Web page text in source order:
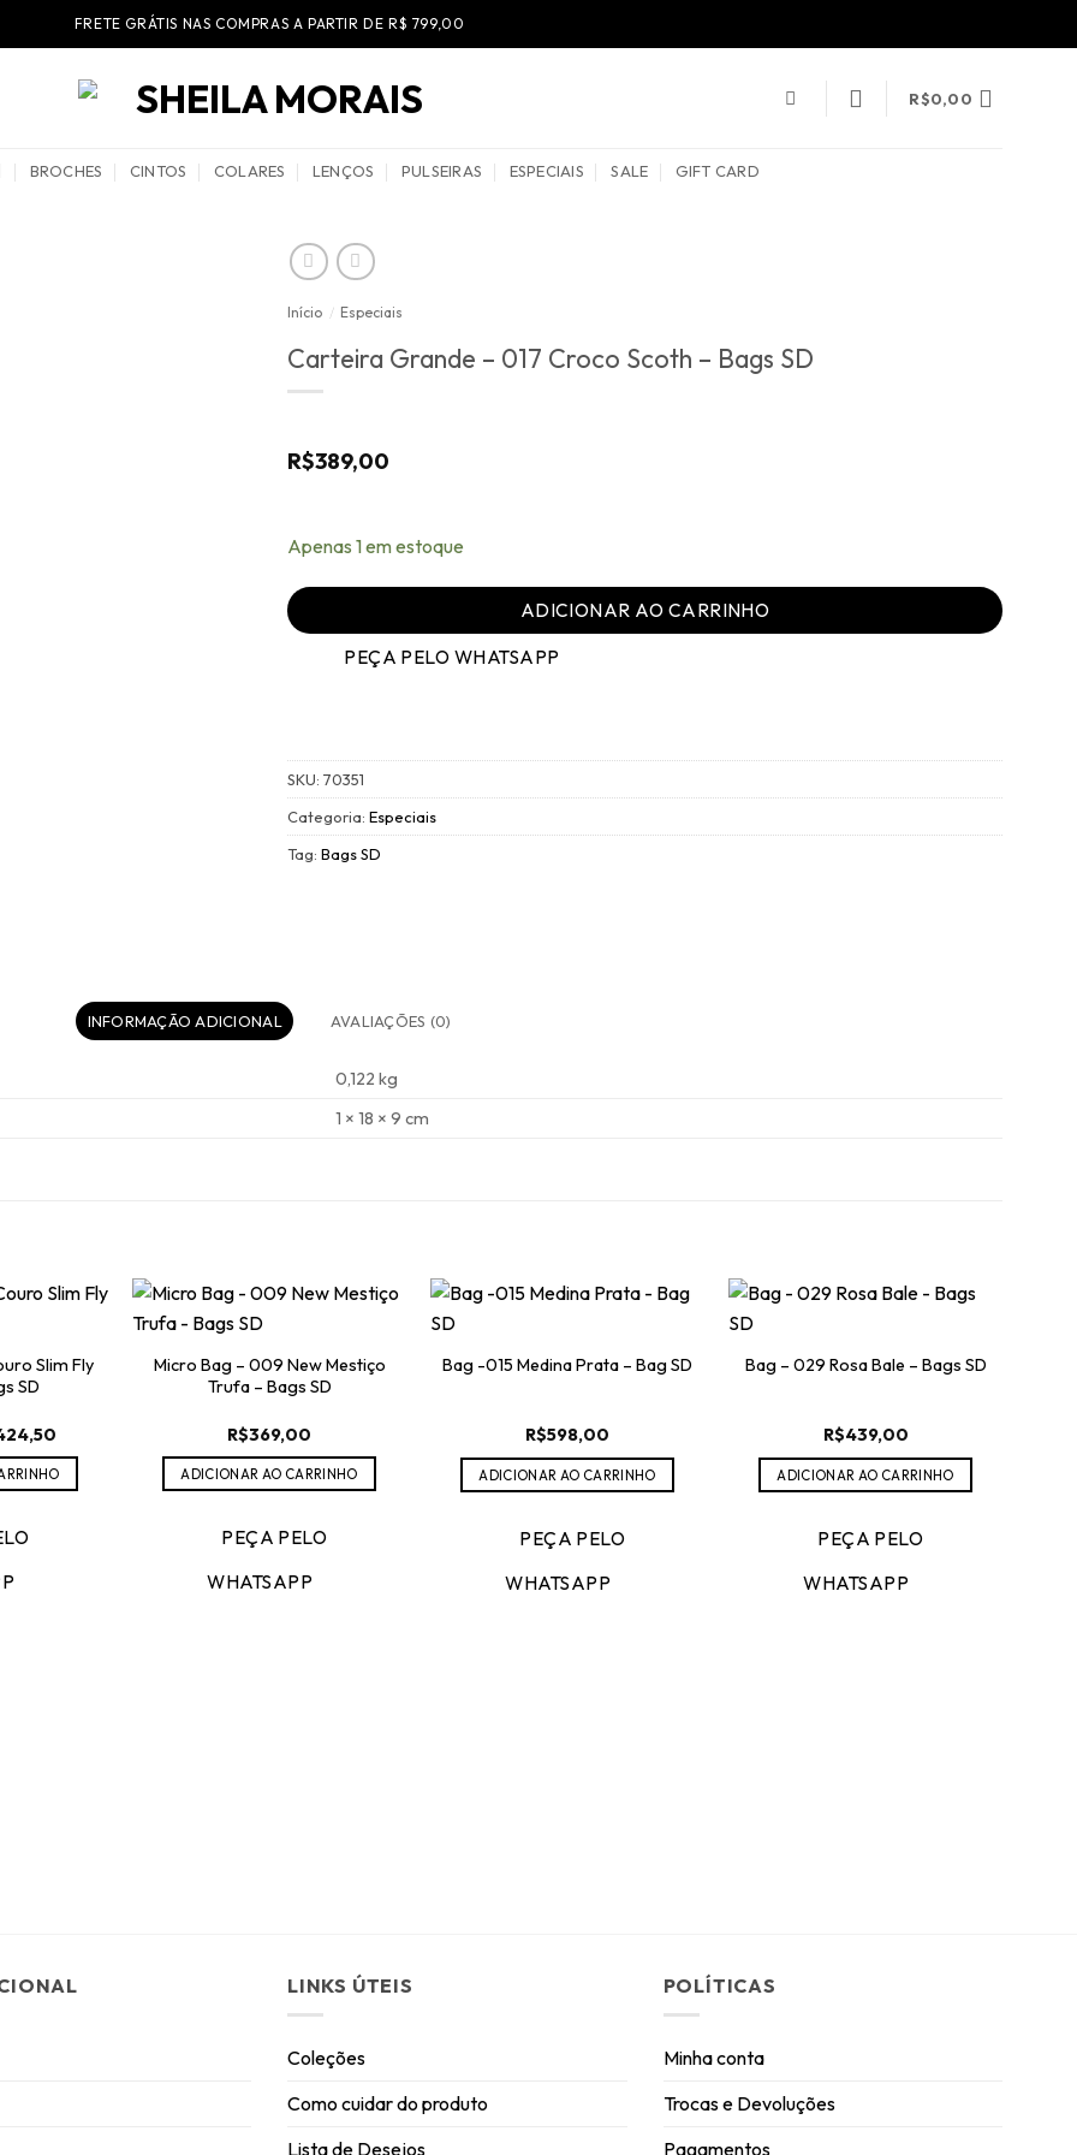
FRETE GRÁTIS NAS COMPRAS A PARTIR DE R$ 799,00
R$0,00
BROCHES CINTOS COLARES LENÇOS PULSEIRAS ESPECIAIS SALE GIFT CARD
Início / Especiais
Carteira Grande – 017 Croco Scoth – Bags SD
R$389,00
Apenas 1 em estoque
ADICIONAR AO CARRINHO
PEÇA PELO WHATSAPP
SKU: 70351
Categoria: Especiais
Tag: Bags SD
INFORMAÇÃO ADICIONAL AVALIAÇÕES (0)
0,122 kg
1 × 18 × 9 cm
Slim Fly
SD
atual
é:
Micro Bag – 009 New Mestiço
Trufa – Bags SD
R$369,00
ADICIONAR AO CARRINHO
PEÇA PELO
WHATSAPP
Bag -015 Medina Prata – Bag SD
R$598,00
ADICIONAR AO CARRINHO
PEÇA PELO
WHATSAPP
Bag – 029 Rosa Bale – Bags SD
R$439,00
ADICIONAR AO CARRINHO
PEÇA PELO
WHATSAPP
LINKS ÚTEIS
Coleções
Como cuidar do produto
Lista de Desejos
POLÍTICAS
Minha conta
Trocas e Devoluções
Pagamentos